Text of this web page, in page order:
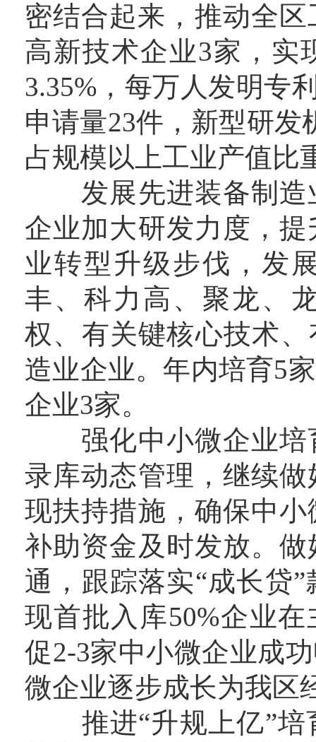
密结合起来，推动全
高新技术企业3家，实
3.35%，每万人发明专
申请量23件，新型研发
占规模以上工业产值比
发展先进装备制造
企业加大研发力度，
业转型升级步伐，发
丰、科力高、聚龙、
权、有关键核心技术
造业企业。年内培育5
企业3家。
强化中小微企业培
录库动态管理，继续
现扶持措施，确保中
补助资金及时发放。
通，跟踪落实“成长贷
现首批入库50%企业
促2-3家中小微企业成
微企业逐步成长为我区
推进“升规上亿”培